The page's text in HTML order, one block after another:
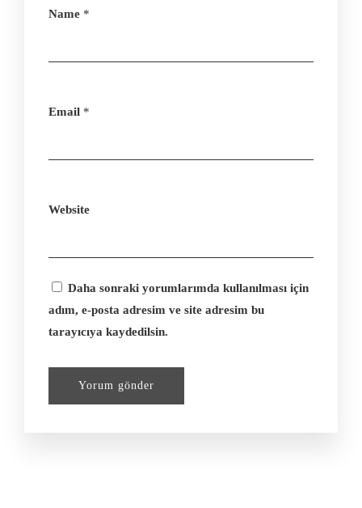
Name *
Email *
Website
Daha sonraki yorumlarımda kullanılması için
adım, e-posta adresim ve site adresim bu
tarayıcıya kaydedilsin.